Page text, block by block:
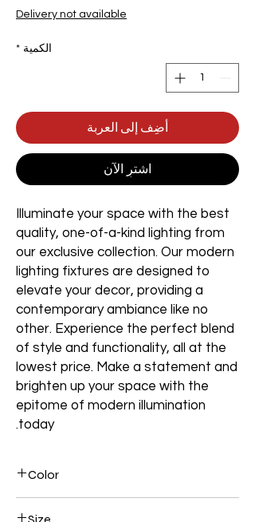
Delivery not available
الكمية *
أضِف إلى العربة
اشترِ الآن
Illuminate your space with the best
quality, one-of-a-kind lighting from
our exclusive collection. Our modern
lighting fixtures are designed to
elevate your decor, providing a
contemporary ambiance like no
other. Experience the perfect blend
of style and functionality, all at the
lowest price. Make a statement and
brighten up your space with the
epitome of modern illumination
today.
Color